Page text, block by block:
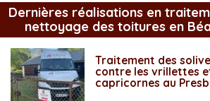
Dernières réalisations en
nettoyage des toitures en
Traitement des
contre les vrillettes
capricornes au